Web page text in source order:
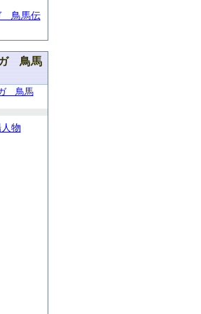
鳥馬伝
ガ 鳥馬
鳥馬
物